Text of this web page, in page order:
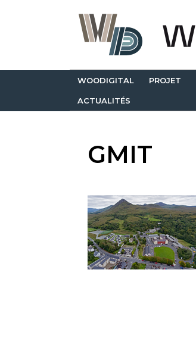
WOODIGITAL PROJET
ACTUALITÉS
GMIT